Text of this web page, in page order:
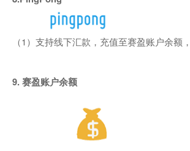
（1）支持线下汇款，充值至赛盈账户余额
9. 赛盈账户余额